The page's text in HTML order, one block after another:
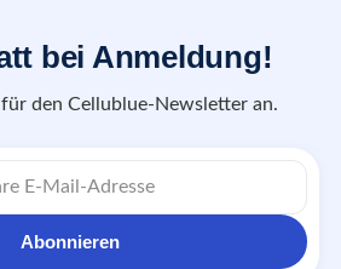
bei Anmeldung!
den Cellublue-Newsletter an.
Abonnieren